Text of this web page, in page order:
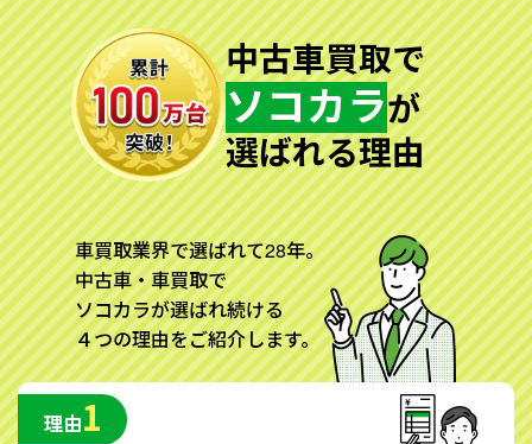
中古車買取で
ソコカラが
選ばれる理由
車買取業界で選ばれて28年。
中古車・車買取で
ソコカラが選ばれ続ける
４つの理由をご紹介します。
理由1